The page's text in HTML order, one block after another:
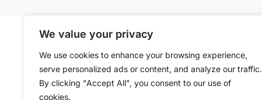
We value your privacy
We use cookies to enhance your browsing experience,
serve personalized ads or content, and analyze our traffic.
By clicking "Accept All", you consent to our use of
cookies.